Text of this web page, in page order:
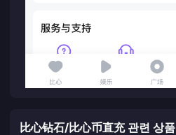
比心钻石/比心币直充 관련 상품